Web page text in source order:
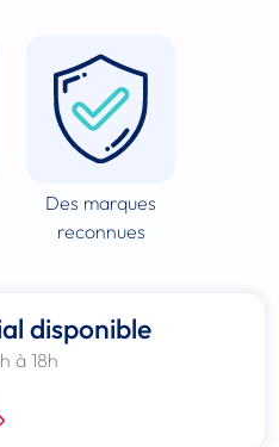
Des marques
reconnues
disponible
à 18h